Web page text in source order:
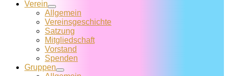
Verein
Allgemein
Vereins­geschichte
Satzung
Mitglied­schaft
Vorstand
Spenden
Gruppen